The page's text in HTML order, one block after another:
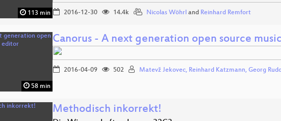
113 min 2016-12-30 14.4k Nicolas Wöhrl and Reinhard Remfort
58 min
Canorus - A next generation open source
2016-04-09 502 Matevž Jekovec, Reinhard Katzmann, Georg
Methodisch inkorrekt!